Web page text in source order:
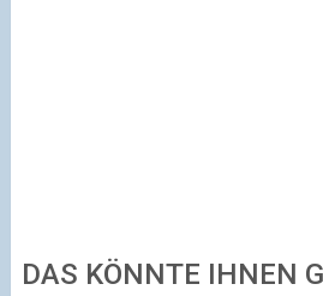
DAS KÖNNTE IHNEN